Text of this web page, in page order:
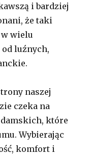
i bardziej
że taki
wielu
luźnych,
naszej
czeka na
które
Wybierając
komfort i